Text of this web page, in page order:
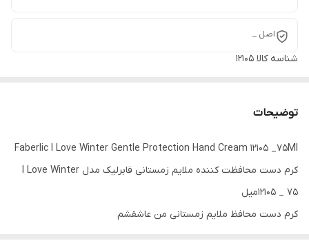
اصل _
شناسه کالا 12105
توضیحات
Faberlic I Love Winter Gentle Protection Hand Cream 12105 _75Ml
کرم دست محافظت کننده ملایم زمستانی فابرلیک مدل I Love Winter
12105 _ 75میل
کرم دست محافظ ملایم زمستانی من عاشقشم